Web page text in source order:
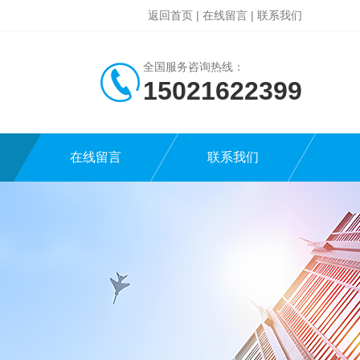
返回首页 | 在线留言 | 联系我们
全国服务咨询热线：
15021622399
在线留言 联系我们